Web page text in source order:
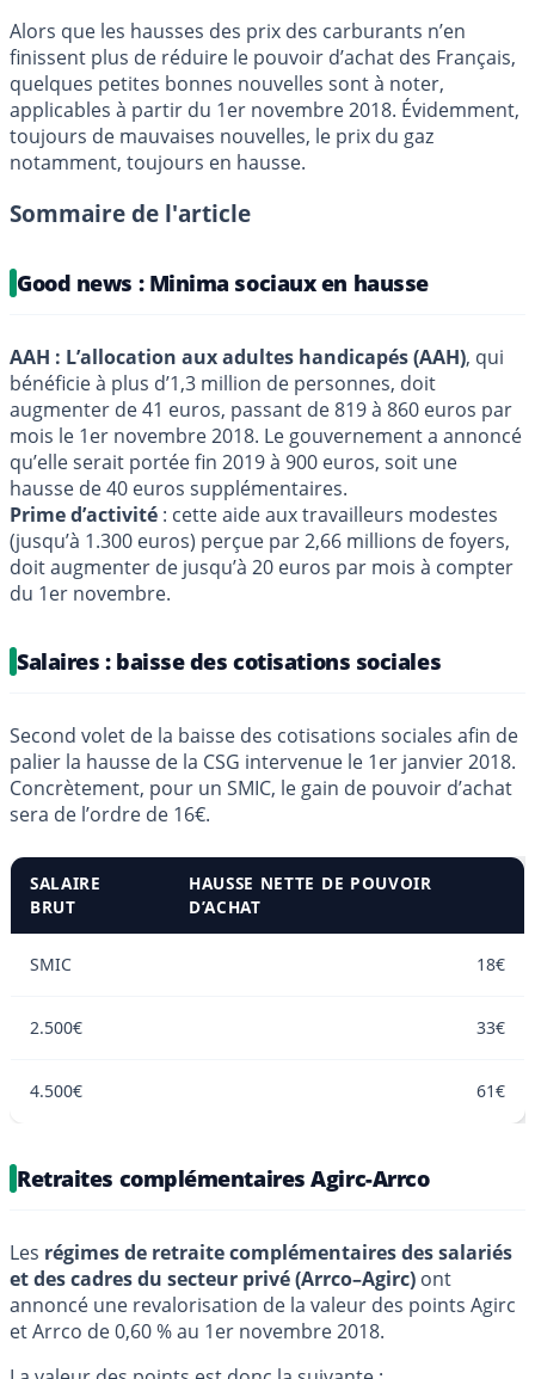
Alors que les hausses des prix des carburants n’en
finissent plus de réduire le pouvoir d’achat des Français,
quelques petites bonnes nouvelles sont à noter,
applicables à partir du 1er novembre 2018. Évidemment,
toujours de mauvaises nouvelles, le prix du gaz
notamment, toujours en hausse.
Sommaire de l'article
Good news : Minima sociaux en hausse
AAH : L’allocation aux adultes handicapés (AAH), qui
bénéficie à plus d’1,3 million de personnes, doit
augmenter de 41 euros, passant de 819 à 860 euros par
mois le 1er novembre 2018. Le gouvernement a annoncé
qu’elle serait portée fin 2019 à 900 euros, soit une
hausse de 40 euros supplémentaires.
Prime d’activité : cette aide aux travailleurs modestes
(jusqu’à 1.300 euros) perçue par 2,66 millions de foyers,
doit augmenter de jusqu’à 20 euros par mois à compter
du 1er novembre.
Salaires : baisse des cotisations sociales
Second volet de la baisse des cotisations sociales afin de
palier la hausse de la CSG intervenue le 1er janvier 2018.
Concrètement, pour un SMIC, le gain de pouvoir d’achat
sera de l’ordre de 16€.
SALAIRE
BRUT
HAUSSE NETTE DE POUVOIR
D’ACHAT
SMIC 18€
2.500€ 33€
4.500€ 61€
Retraites complémentaires Agirc-Arrco
Les régimes de retraite complémentaires des salariés
et des cadres du secteur privé (Arrco–Agirc) ont
annoncé une revalorisation de la valeur des points Agirc
et Arrco de 0,60 % au 1er novembre 2018.